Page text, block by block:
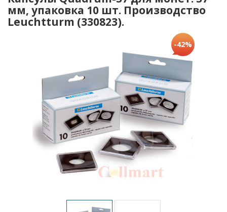
мм, упаковка 10 шт. Производство
Leuchtturm (330823).
-42%